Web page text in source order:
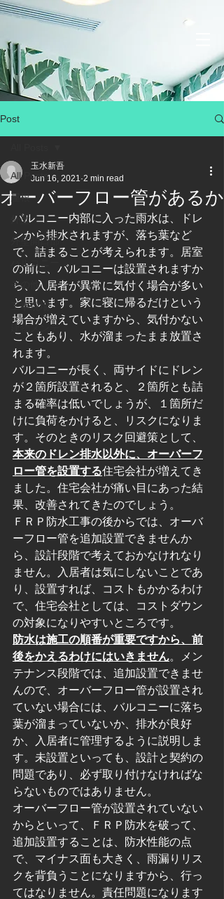
Post
All Posts
屋根
外壁
外壁開口部
バルコニー
その他
工事現場
建物メンテ
オーバーフロー管があるか
玉水新吾
Jun 16, 2021 2 min read
バルコニー内部に入った雨水は、ドレ
ンから排水されますが、落ち葉など
で、詰まることが考えられます。居室
の前に、バルコニーは設置されますか
ら、入居者が異常に気付く場合が多い
と思います。家に寝に帰るだけという
場合が増えていますから、気付かない
こともあり、水が溜まったまま放置さ
れます。
バルコニーが長く、両サイドにドレン
が２箇所設置されると、２箇所とも詰
まる確率は低いでしょうが、１箇所だ
けに負荷をかけると、リスクになりま
す。そのときのリスク回避策として、
本来のドレン排水以外に、オーバーフ
ロー管を設置する住宅会社が増えてき
ました。住宅会社が痛い目にあった結
果、改善されてきたのでしょう。
ＦＲＰ防水工事の後からでは、オーバ
ーフロー管を追加設置できませんか
ら、設計段階で考えておかなけれなり
ません。入居者は気にしないことであ
り、設置すれば、コストもかかるわけ
で、住宅会社としては、コストダウン
の対象になりやすいところです。
防水は施工の順番が重要ですから、前
後をかえるわけにはいきません。メン
テナンス段階では、追加設置できませ
んので、オーバーフロー管が設置され
ていない場合には、バルコニーに落ち
葉が溜まっていないか、排水が良好
か、入居者に管理するように説明しま
す。未設置といっても、設計と契約の
問題であり、必ず取り付けなければな
らないものではありません。
オーバーフロー管が設置されていない
からといって、ＦＲＰ防水を破って、
追加設置することは、防水性能の点
で、マイナス面も大きく、雨漏りリス
クを背負うことになりますから、行っ
てはなりません。責任問題になります